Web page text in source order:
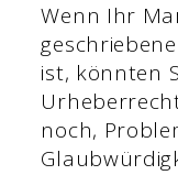
Wenn Ihr
ist, könnten
noch,